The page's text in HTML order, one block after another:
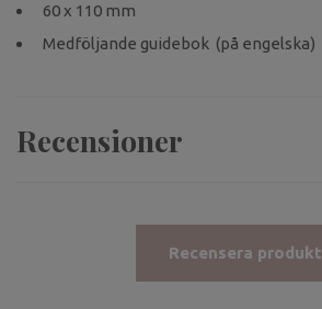
60 x 110 mm
Medföljande guidebok (på engelska)
Recensioner
Recensera produkt